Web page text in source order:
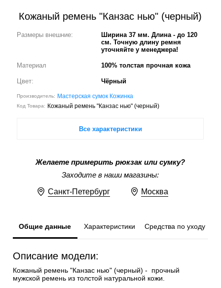
Кожаный ремень "Канзас нью" (черный)
Размеры внешние:
Ширина 37 мм. Длина - до 120
см. Точную длину ремня
уточняйте у менеджера!
Материал 100% толстая прочная кожа
Цвет: Чёрный
Производитель: Мастерская сумок Кожинка
Код Товара: Кожаный ремень "Канзас нью" (черный)
Все характеристики
Желаете примерить рюкзак или сумку?
Заходите в наши магазины:
Санкт-Петербург Москва
Общие данные Характеристики Средства по уходу
Описание модели:
Кожаный ремень "Канзас нью" (черный) - прочный
мужской ремень из толстой натуральной кожи.